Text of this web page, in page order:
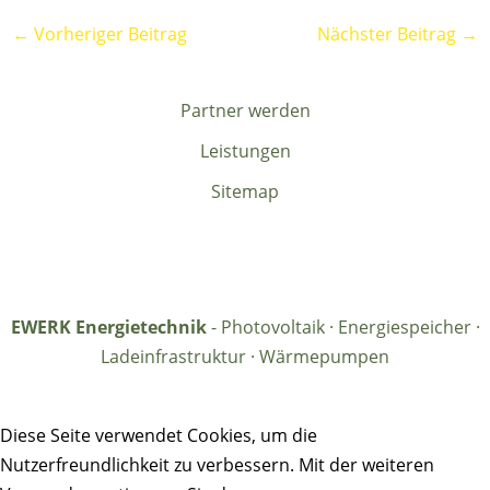
← Vorheriger Beitrag Nächster Beitrag →
Partner werden
Leistungen
Sitemap
EWERK Energietechnik- Photovoltaik · Energiespeicher ·
Ladeinfrastruktur · Wärmepumpen
Diese Seite verwendet Cookies, um die
Nutzerfreundlichkeit zu verbessern. Mit der weiteren